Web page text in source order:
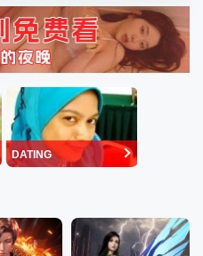
DATING